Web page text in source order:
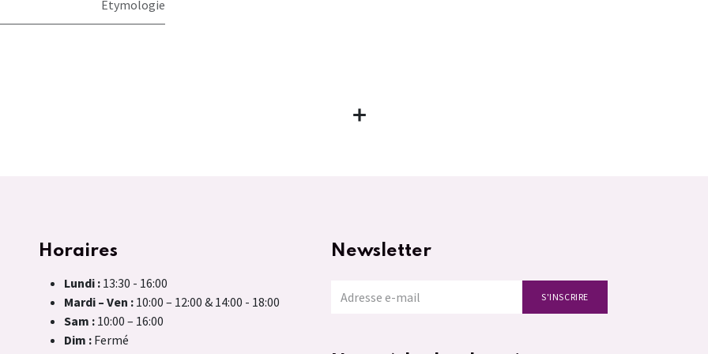
Etymologie
Horaires
Lundi : 13:30 - 16:00
Mardi – Ven : 10:00 – 12:00 & 14:00 - 18:00
Sam : 10:00 – 16:00
Dim : Fermé
S'INSCRIRE
Newsletter